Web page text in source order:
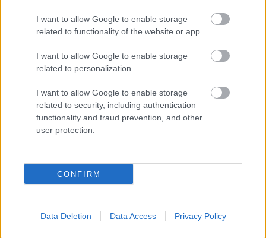
I want to allow Google to enable storage
related to functionality of the website or app.
I want to allow Google to enable storage
related to personalization.
I want to allow Google to enable storage
related to security, including authentication
functionality and fraud prevention, and other
user protection.
CONFIRM
Data Deletion Data Access Privacy Policy
üzemekben
kiskereskedelemben
Györfi Mihály több tucat vállalkozással egyeztetett a
kerékpárgyár dolgozóinak megsegítéséről
41 fok fölé forrósodott az ország, Szolnokon pedig egy másik
rekord is megdőlt
férfit
A Tisza kormány minisztere újabb nagy változásokról döntött
a közoktatásban – például az iskolaigazgatók visszakapják